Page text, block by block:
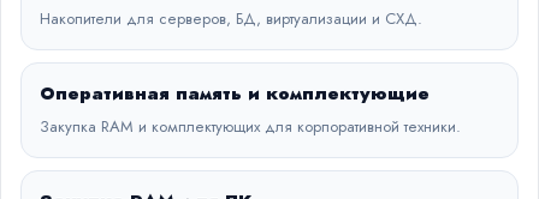
Накопители для серверов, БД, виртуализации и СХД.
Оперативная память и комплектующие
Закупка RAM и комплектующих для корпоративной техники.